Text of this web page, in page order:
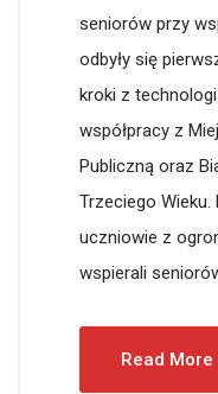
seniorów przy
odbyły się
kroki z
współpracy z
Publiczną oraz
Trzeciego
uczniowie z
wspierali
Read More